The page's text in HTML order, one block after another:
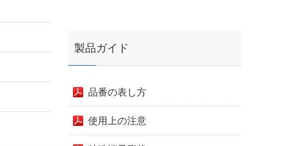
製品ガイド
品番の表し方
使用上の注意